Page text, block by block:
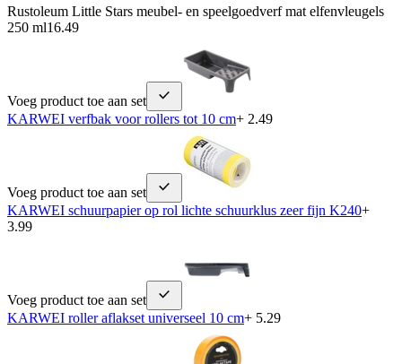
Rustoleum Little Stars meubel- en speelgoedverf mat elfenvleugels
250 ml16.49
Voeg product toe aan set
KARWEI verfbak voor rollers tot 10 cm+ 2.49
Voeg product toe aan set
KARWEI schuurpapier op rol lichte schuurklus zeer fijn K240+
3.99
Voeg product toe aan set
KARWEI roller aflakset universeel 10 cm+ 5.29